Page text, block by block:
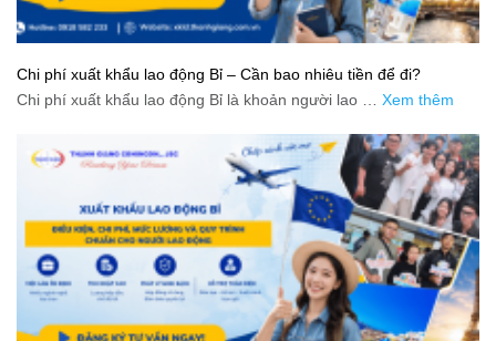
Chi phí xuất khẩu lao động Bỉ – Cần bao nhiêu tiền để đi?
Chi phí xuất khẩu lao động Bỉ là khoản người lao … Xem thêm